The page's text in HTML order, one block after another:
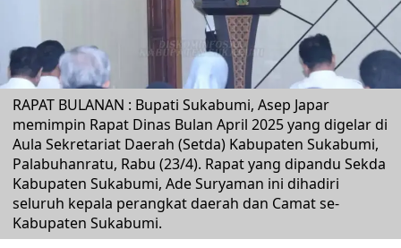
RAPAT BULANAN : Bupati Sukabumi, Asep Japar
memimpin Rapat Dinas Bulan April 2025 yang digelar di
Aula Sekretariat Daerah (Setda) Kabupaten Sukabumi,
Palabuhanratu, Rabu (23/4). Rapat yang dipandu Sekda
Kabupaten Sukabumi, Ade Suryaman ini dihadiri
seluruh kepala perangkat daerah dan Camat se-
Kabupaten Sukabumi.